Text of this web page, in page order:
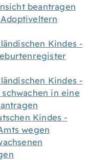
beantragen
Kindes -
Kindes -
in eine
Kindes -
wegen